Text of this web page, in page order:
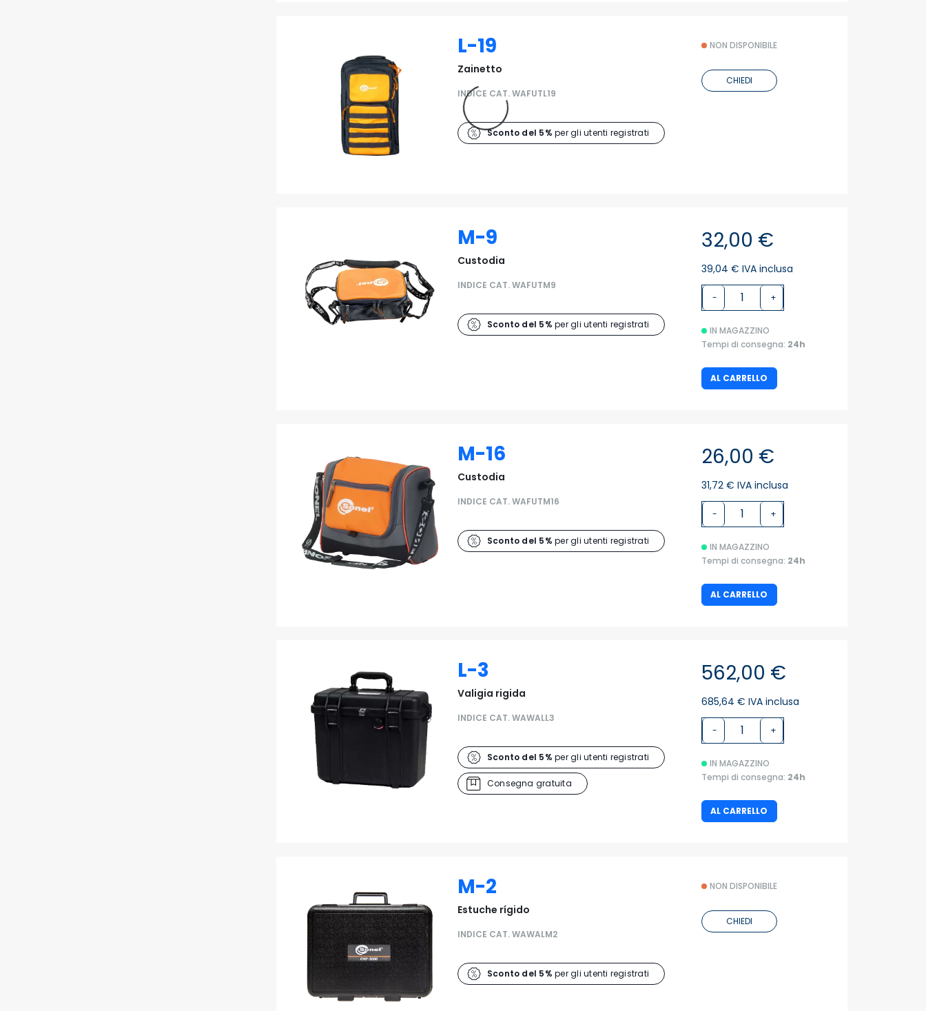
L-19
Zainetto
INDICE CAT. WAFUTL19
Sconto del 5% per gli utenti registrati
NON DISPONIBILE
CHIEDI
M-9
Custodia
INDICE CAT. WAFUTM9
Sconto del 5% per gli utenti registrati
32,00 €
39,04 € IVA inclusa
- +
IN MAGAZZINO
Tempi di consegna: 24h
AL CARRELLO
M-16
Custodia
INDICE CAT. WAFUTM16
Sconto del 5% per gli utenti registrati
26,00 €
31,72 € IVA inclusa
- +
IN MAGAZZINO
Tempi di consegna: 24h
AL CARRELLO
L-3
Valigia rigida
INDICE CAT. WAWALL3
Sconto del 5% per gli utenti registrati
Consegna gratuita
562,00 €
685,64 € IVA inclusa
- +
IN MAGAZZINO
Tempi di consegna: 24h
AL CARRELLO
M-2
Estuche rígido
INDICE CAT. WAWALM2
Sconto del 5% per gli utenti registrati
NON DISPONIBILE
CHIEDI